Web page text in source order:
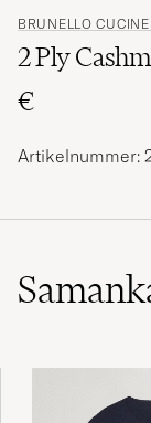
BRUNELLO
2 Ply
€
Artikelnummer: